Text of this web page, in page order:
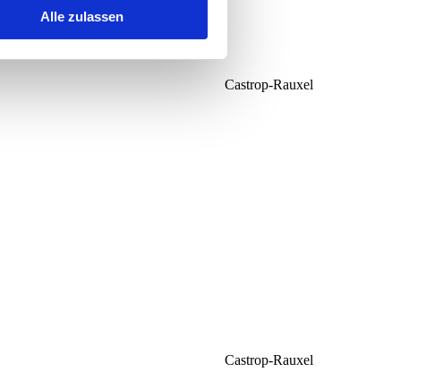
Alle zulassen
Castrop-Rauxel
Castrop-Rauxel